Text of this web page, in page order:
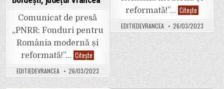
Comunicat de presă
„PNRR: Fonduri pentru
România modernă și
reformată!”… Citește Primăria
Bordești
anunță
semnarea
contractului
EDITIEDEVRANCEA 26/03/2023
reformată!”… Citește
COMUNA
SPULBER
anunță
începerea
proiectului
de
transport
verde
–
EDITIEDEVRANCEA 26/03/2023